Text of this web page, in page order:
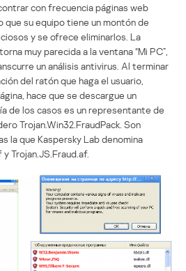
con frecuencia páginas web
que su equipo tiene un montón de
y se ofrece eliminarlos. La
muy parecida a la ventana “Mi PC”,
un análisis antivirus. Al terminar
del ratón que haga el usuario,
hace que se descargue un
de los casos es un representante de
Trojan.Win32.FraudPack. Son
la que Kaspersky Lab denomina
Trojan.JS.Fraud.af.